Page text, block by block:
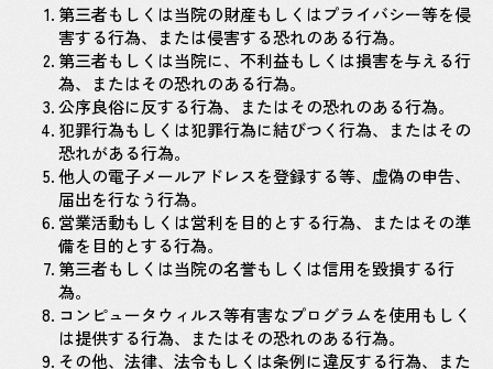
1. 第三者もしくは当院の財産もしくはプライバシー等を侵
害する行為、または侵害する恐れのある行為。
2. 第三者もしくは当院に、不利益もしくは損害を与える行
為、またはその恐れのある行為。
3.公序良俗に反する行為、またはその恐れのある行為。
4. 犯罪行為もしくは犯罪行為に結びつく行為、またはその
恐れがある行為。
5.他人の電子メールアドレスを登録する等、虚偽の申告、
届出を行なう行為。
6. 営業活動もしくは営利を目的とする行為、またはその準
備を目的とする行為。
7. 第三者もしくは当院の名誉もしくは信用を毀損する行
為。
8. コンピュータウィルス等有害なプログラムを使用もしく
は提供する行為、またはその恐れのある行為。
9. その他、法律、法令もしくは条例に違反する行為、また